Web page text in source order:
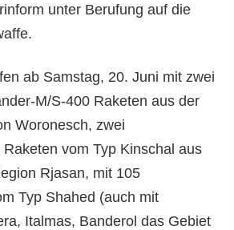
unter Berufung auf die
ab Samstag, 20. Juni mit zwei
M/S-400 Raketen aus der
Woronesch, zwei
vom Typ Kinschal aus
Rjasan, mit 105
Typ Shahed (auch mit
Italmas, Banderol das Gebiet